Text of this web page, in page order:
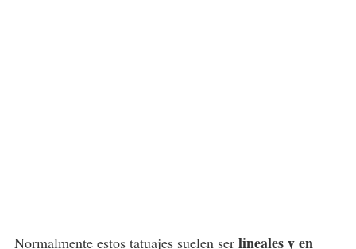
Normalmente estos tatuajes suelen serlineales y en